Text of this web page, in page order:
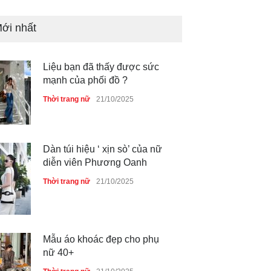
nhất
Liệu bạn đã thấy được sức
mạnh của phối đồ ?
Thời trang nữ 21/10/2025
Dàn túi hiệu ‘ xịn sò’ của nữ
diễn viên Phương Oanh
Thời trang nữ 21/10/2025
Mẫu áo khoác đẹp cho phụ
nữ 40+